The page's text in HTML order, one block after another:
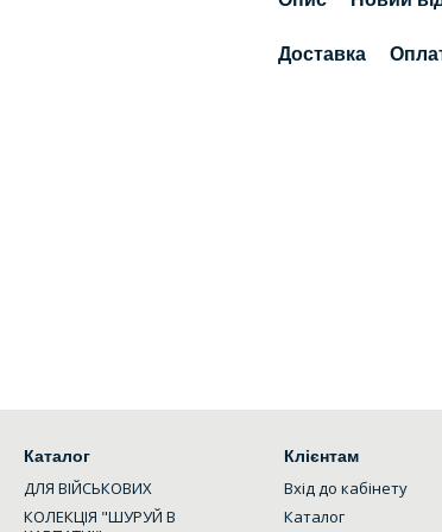
Доставка
Каталог
ДЛЯ ВІЙСЬКОВИХ
КОЛЕКЦІЯ "ШУРУЙ В
Клієнтам
Вхід до кабінету
Каталог